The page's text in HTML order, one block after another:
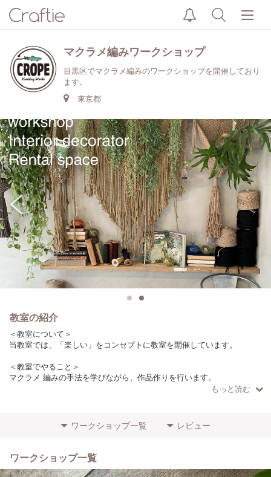
マクラメ編みワークショップ
目黒区でマクラメ編みのワークショップを開催しており
ます。
東京都
教室の紹介
＜教室について＞
当教室では、「楽しい」をコンセプトに教室を開催しています。
＜教室でやること＞
マクラメ 編みの手法を学びながら、作品作りを行います。
（作品によりロープの種類は異なります）
初心者の方でもわかりやすいように、少人数で開催しています！
ぜひお気軽にご参加ください。
もっと読む
ワークショップ一覧 レビュー
ワークショップ一覧